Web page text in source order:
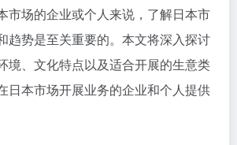
市场的企业或个人来说，了解日本市
趋势是至关重要的。本文将深入探讨
境、文化特点以及适合开展的生意类
日本市场开展业务的企业和个人提供